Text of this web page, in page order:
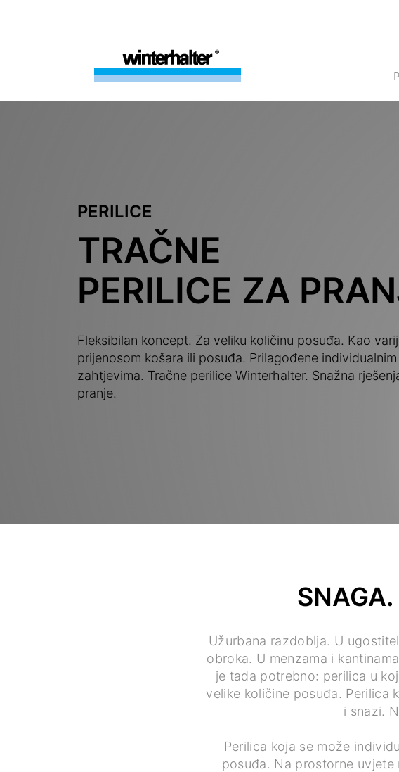
PERILICE
TRAČNE
PERILICE ZA
Fleksibilan koncept. Za veliku količinu posuđa. Kao
prijenosom košara ili posuđa. Prilagođene individualnim
zahtjevima. Tračne perilice Winterhalter. Snažna
pranje.
Užurbana razdoblja. U
obroka. U menzama i
je tada potrebno: perilica u
velike količine posuđa. Perilica
i snazi.
Perilica koja se može
posuđa. Na prostorne